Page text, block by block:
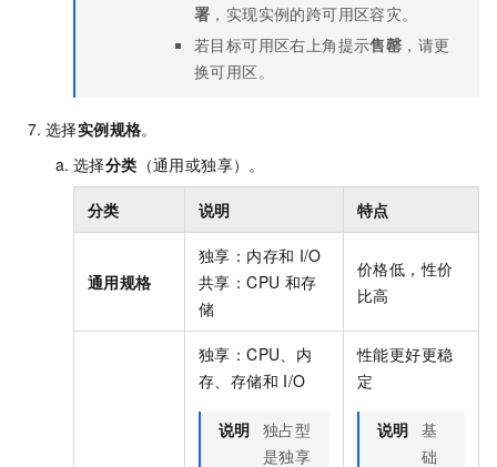
署 ，实现实例的跨可用区容灾。
若目标可用区右上角提示售罄 ，请更
换可用区。
选择实例规格。
选择分类 （通用或独享）。
分类 说明 特点
通用规格
独享：内存和 I/O
共享：CPU 和存
储
价格低，性价
比高
独享：CPU、内
存、存储和 I/O
说明 独占型
是独享
性能更好更稳
定
说明 基
础